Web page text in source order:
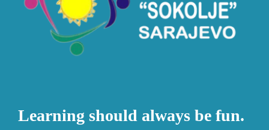
Learning should always be fun.